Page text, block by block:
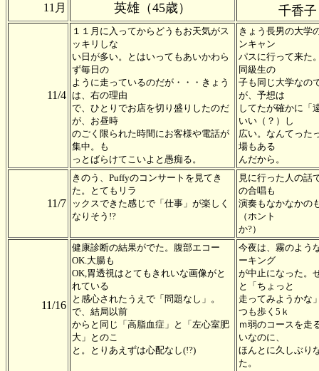
11月 英雄（45歳） 千香
11/4
１１月に入ってからどうもお天気がス
ッキリしな
い日が多い。とはいってもあいかわら
ず毎日の
ように走っているのだが・・・きょう
は、右の理由
で、ひとりでお店を切り盛りしたのだ
が、お昼時
のごく限られた時間にお客様や電話が
集中。も
っとばらけてこいよと愚痴る。
きょう長男の大学
ンキャン
パスに行って来た
同級生の
子も同じ大学なの
が、予想は
してたが確かに「
いい（？）し
広い。なんてった
場もある
んだから。
11/7
きのう、Puffyのコンサートを見てき
た。とてもリラ
ックスできた感じで「仕事」が楽しく
なりそう!?
見に行った人の話
の合唱も
演奏もなかなかの
（ホント
か?）
11/16
健康診断の結果がでた。腹部エコー
OK.大腸も
OK,胃透視はとてもきれいな画像がと
れている
と感心されたうえで「問題なし」。
で、結局以前
からと同じ「高脂血症」と「左心室肥
大」とのこ
と。とりあえずは心配なし(!?)
今夜は、霧のよう
ーキング
が中止になった。
と「ちょっと
走ってみようかな
つも歩く5ｋ
ｍ弱のコースを走
いなのに、
ほんとに久しぶり
た。